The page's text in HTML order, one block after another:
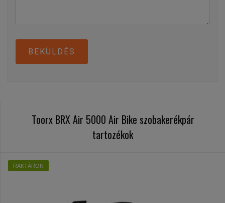
BEKÜLDÉS
Toorx BRX Air 5000 Air Bike szobakerékpár
tartozékok
RAKTÁRON